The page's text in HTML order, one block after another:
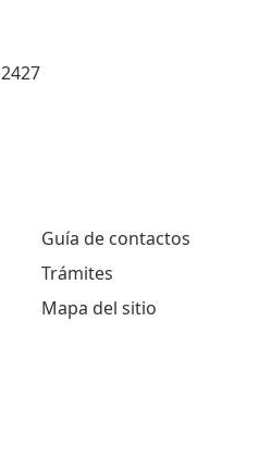
2427
Guía de contactos
Trámites
Mapa del sitio